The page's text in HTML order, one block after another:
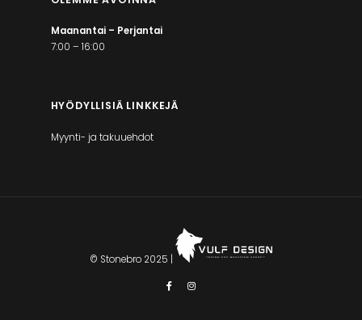
Maanantai – Perjantai
7:00 – 16:00
HYÖDYLLISIÄ LINKKEJÄ
Myynti- ja takuuehdot
© Stonebro 2025 |